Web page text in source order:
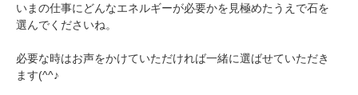
いまの仕事にどんなエネルギーが必要かを見極めたうえで石を
選んでくださいね。
必要な時はお声をかけていただければ一緒に選ばせていただき
ます(^^♪